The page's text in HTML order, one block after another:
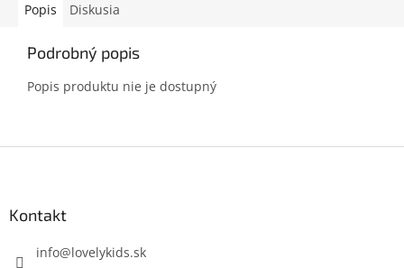
Popis Diskusia
Podrobný popis
Popis produktu nie je dostupný
Kontakt
info@lovelykids.sk